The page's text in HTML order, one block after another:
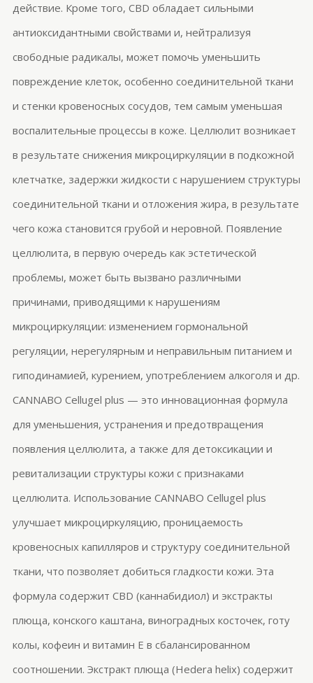
действие. Кроме того, CBD обладает сильными
антиоксидантными свойствами и, нейтрализуя
свободные радикалы, может помочь уменьшить
повреждение клеток, особенно соединительной ткани
и стенки кровеносных сосудов, тем самым уменьшая
воспалительные процессы в коже. Целлюлит возникает
в результате снижения микроциркуляции в подкожной
клетчатке, задержки жидкости с нарушением структуры
соединительной ткани и отложения жира, в результате
чего кожа становится грубой и неровной. Появление
целлюлита, в первую очередь как эстетической
проблемы, может быть вызвано различными
причинами, приводящими к нарушениям
микроциркуляции: изменением гормональной
регуляции, нерегулярным и неправильным питанием и
гиподинамией, курением, употреблением алкоголя и др.
CANNABO Cellugel plus — это инновационная формула
для уменьшения, устранения и предотвращения
появления целлюлита, а также для детоксикации и
ревитализации структуры кожи с признаками
целлюлита. Использование CANNABO Cellugel plus
улучшает микроциркуляцию, проницаемость
кровеносных капилляров и структуру соединительной
ткани, что позволяет добиться гладкости кожи. Эта
формула содержит CBD (каннабидиол) и экстракты
плюща, конского каштана, виноградных косточек, готу
колы, кофеин и витамин Е в сбалансированном
соотношении. Экстракт плюща (Hedera helix) содержит